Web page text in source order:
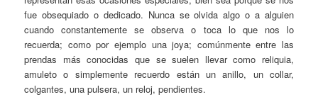
fue obsequiado o dedicado. Nunca se olvida algo o a alguien
cuando constantemente se observa o toca lo que nos lo
recuerda; como por ejemplo una joya; comúnmente entre las
prendas más conocidas que se suelen llevar como reliquia,
amuleto o simplemente recuerdo están un anillo, un collar,
colgantes, una pulsera, un reloj, pendientes.